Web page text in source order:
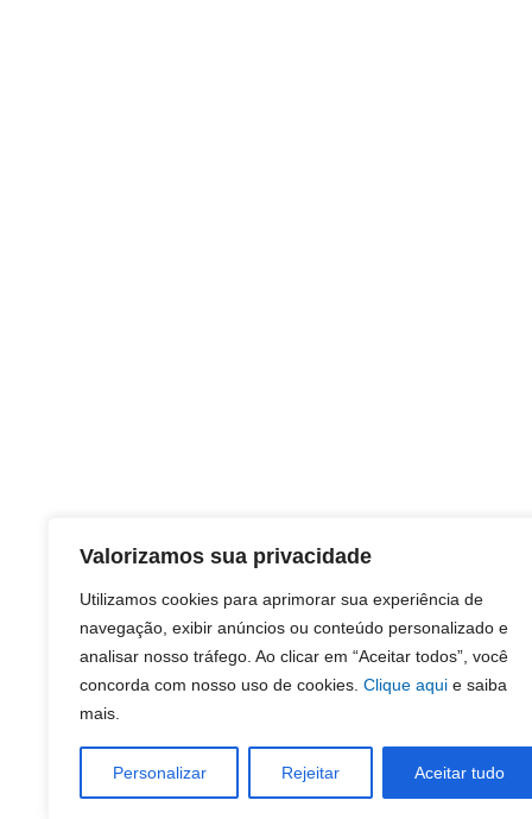
Valorizamos sua privacidade
Utilizamos cookies para aprimorar sua experiência de
navegação, exibir anúncios ou conteúdo personalizado e
analisar nosso tráfego. Ao clicar em “Aceitar todos”, você
concorda com nosso uso de cookies. Clique aqui e saiba
mais.
Personalizar Rejeitar Aceitar tudo